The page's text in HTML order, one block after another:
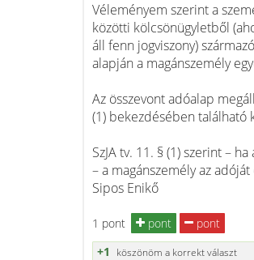
Véleményem szerint a
közötti kölcsönügyletből
áll fenn jogviszony)
alapján a magánszemély
Az összevont adóalap
(1) bekezdésében található
SzJA tv. 11. § (1) szerint –
– a magánszemély az
Sipos Enikő
1 pont pont
pont
+1
köszönöm a korrekt választ